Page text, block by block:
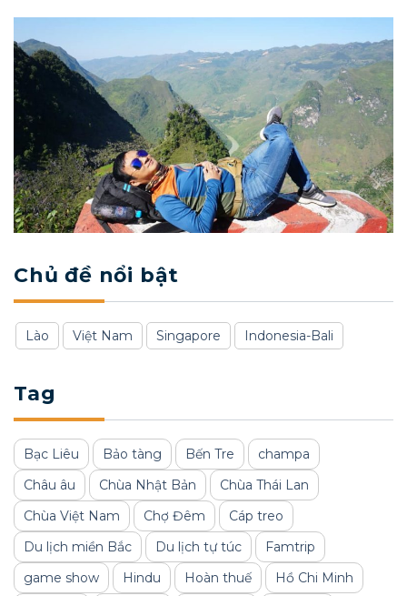
Chủ đề nổi bật
Lào Việt Nam Singapore Indonesia-Bali
Tag
Bạc Liêu Bảo tàng Bến Tre
champa
Châu âu
Chùa Nhật Bản
Chùa Thái Lan
Chùa Việt Nam
Chợ Đêm
Cáp treo
Du lịch miền Bắc
Du lịch tự túc
Famtrip
game show
Hindu Hoàn thuế
Hồ Chi Minh